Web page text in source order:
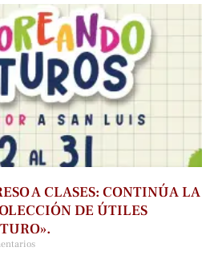
A CLASES: CONTINÚA LA
DE ÚTILES